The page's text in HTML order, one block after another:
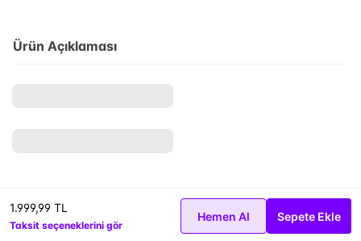
1.999,99 TL
Taksit seçeneklerini gör
Hemen Al Sepete Ekle
Ürün Açıklaması